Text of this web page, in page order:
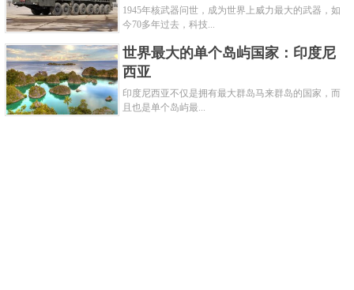
力量指数：0.2318 国防预算：1.015万亿人民币 军事力量：
233,000
坦克：9,150 战斗飞机：2,860 突击直升机：196
1945年核武器问世，成为世界上威力最大的武器，如
今70多年过去，科技...
世界最大的单个岛屿国家：印度尼
西亚
印度尼西亚不仅是拥有最大群岛马来群岛的国家，而
且也是单个岛屿最...